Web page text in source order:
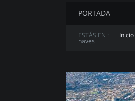
PORTADA
ESTÁS EN : Inicio
naves